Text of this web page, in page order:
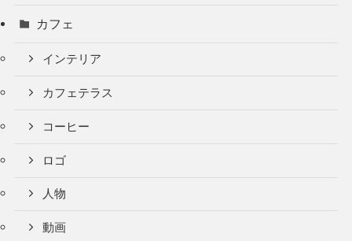
カフェ
インテリア
カフェテラス
コーヒー
ロゴ
人物
動画